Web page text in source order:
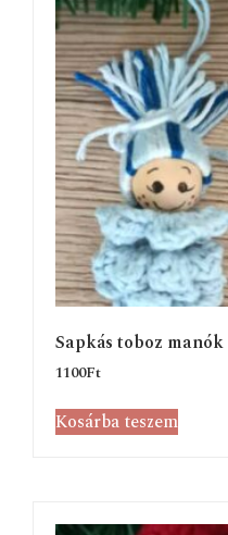
Sapkás toboz manók
1100Ft
Kosárba teszem